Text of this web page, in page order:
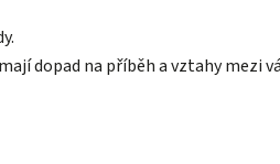
dopad na příběh a vztahy mezi